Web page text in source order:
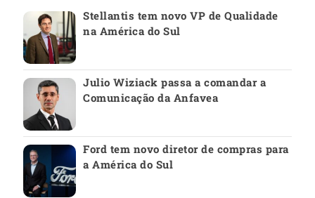
Stellantis tem novo VP de Qualidade
na América do Sul
Julio Wiziack passa a comandar a
Comunicação da Anfavea
Ford tem novo diretor de compras para
a América do Sul